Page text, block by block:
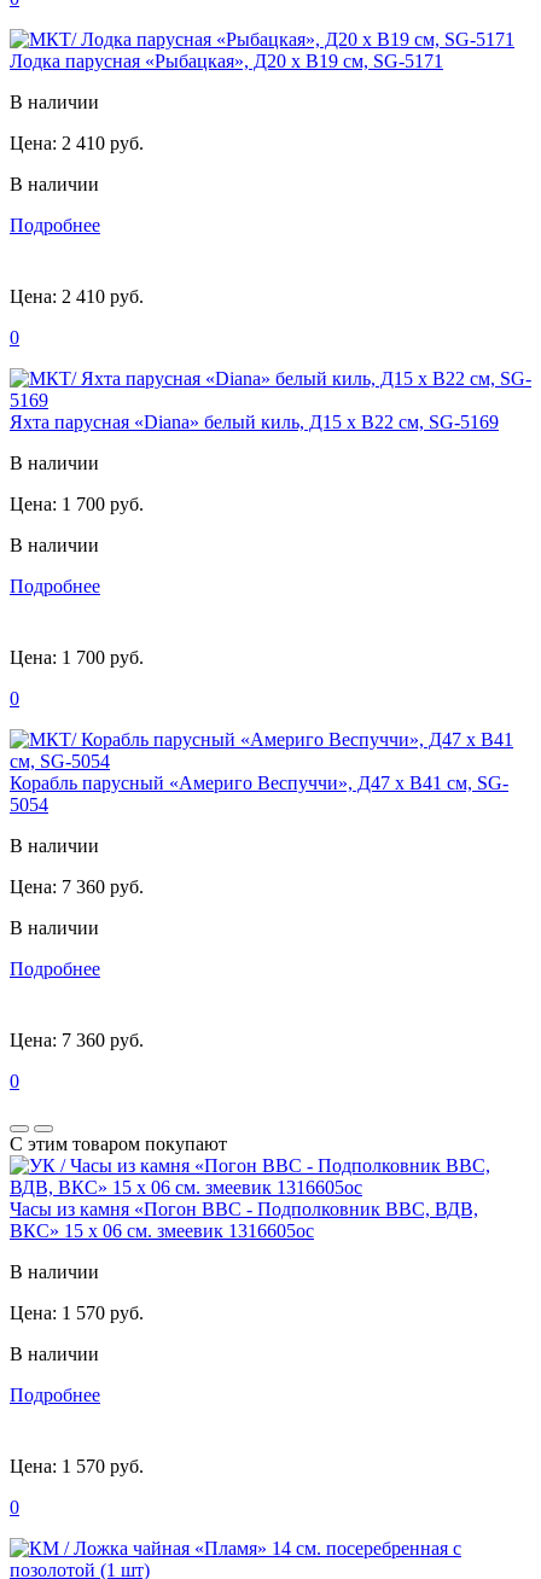
Лодка парусная «Рыбацкая», Д20 х В19 см, SG-5171
В наличии
Цена: 2 410 руб.
В наличии
Подробнее
Цена: 2 410 руб.
0
Яхта парусная «Diana» белый киль, Д15 х В22 см, SG-5169
В наличии
Цена: 1 700 руб.
В наличии
Подробнее
Цена: 1 700 руб.
0
Корабль парусный «Америго Веспуччи», Д47 х В41 см, SG-
5054
В наличии
Цена: 7 360 руб.
В наличии
Подробнее
Цена: 7 360 руб.
0
С этим товаром покупают
Часы из камня «Погон ВВС - Подполковник ВВС, ВДВ,
ВКС» 15 х 06 см. змеевик 1316605ос
В наличии
Цена: 1 570 руб.
В наличии
Подробнее
Цена: 1 570 руб.
0